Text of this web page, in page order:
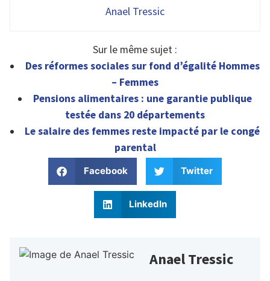
Anael Tressic
Sur le même sujet :
Des réformes sociales sur fond d’égalité Hommes
– Femmes
Pensions alimentaires : une garantie publique
testée dans 20 départements
Le salaire des femmes reste impacté par le congé
parental
Facebook Twitter
LinkedIn
Anael Tressic